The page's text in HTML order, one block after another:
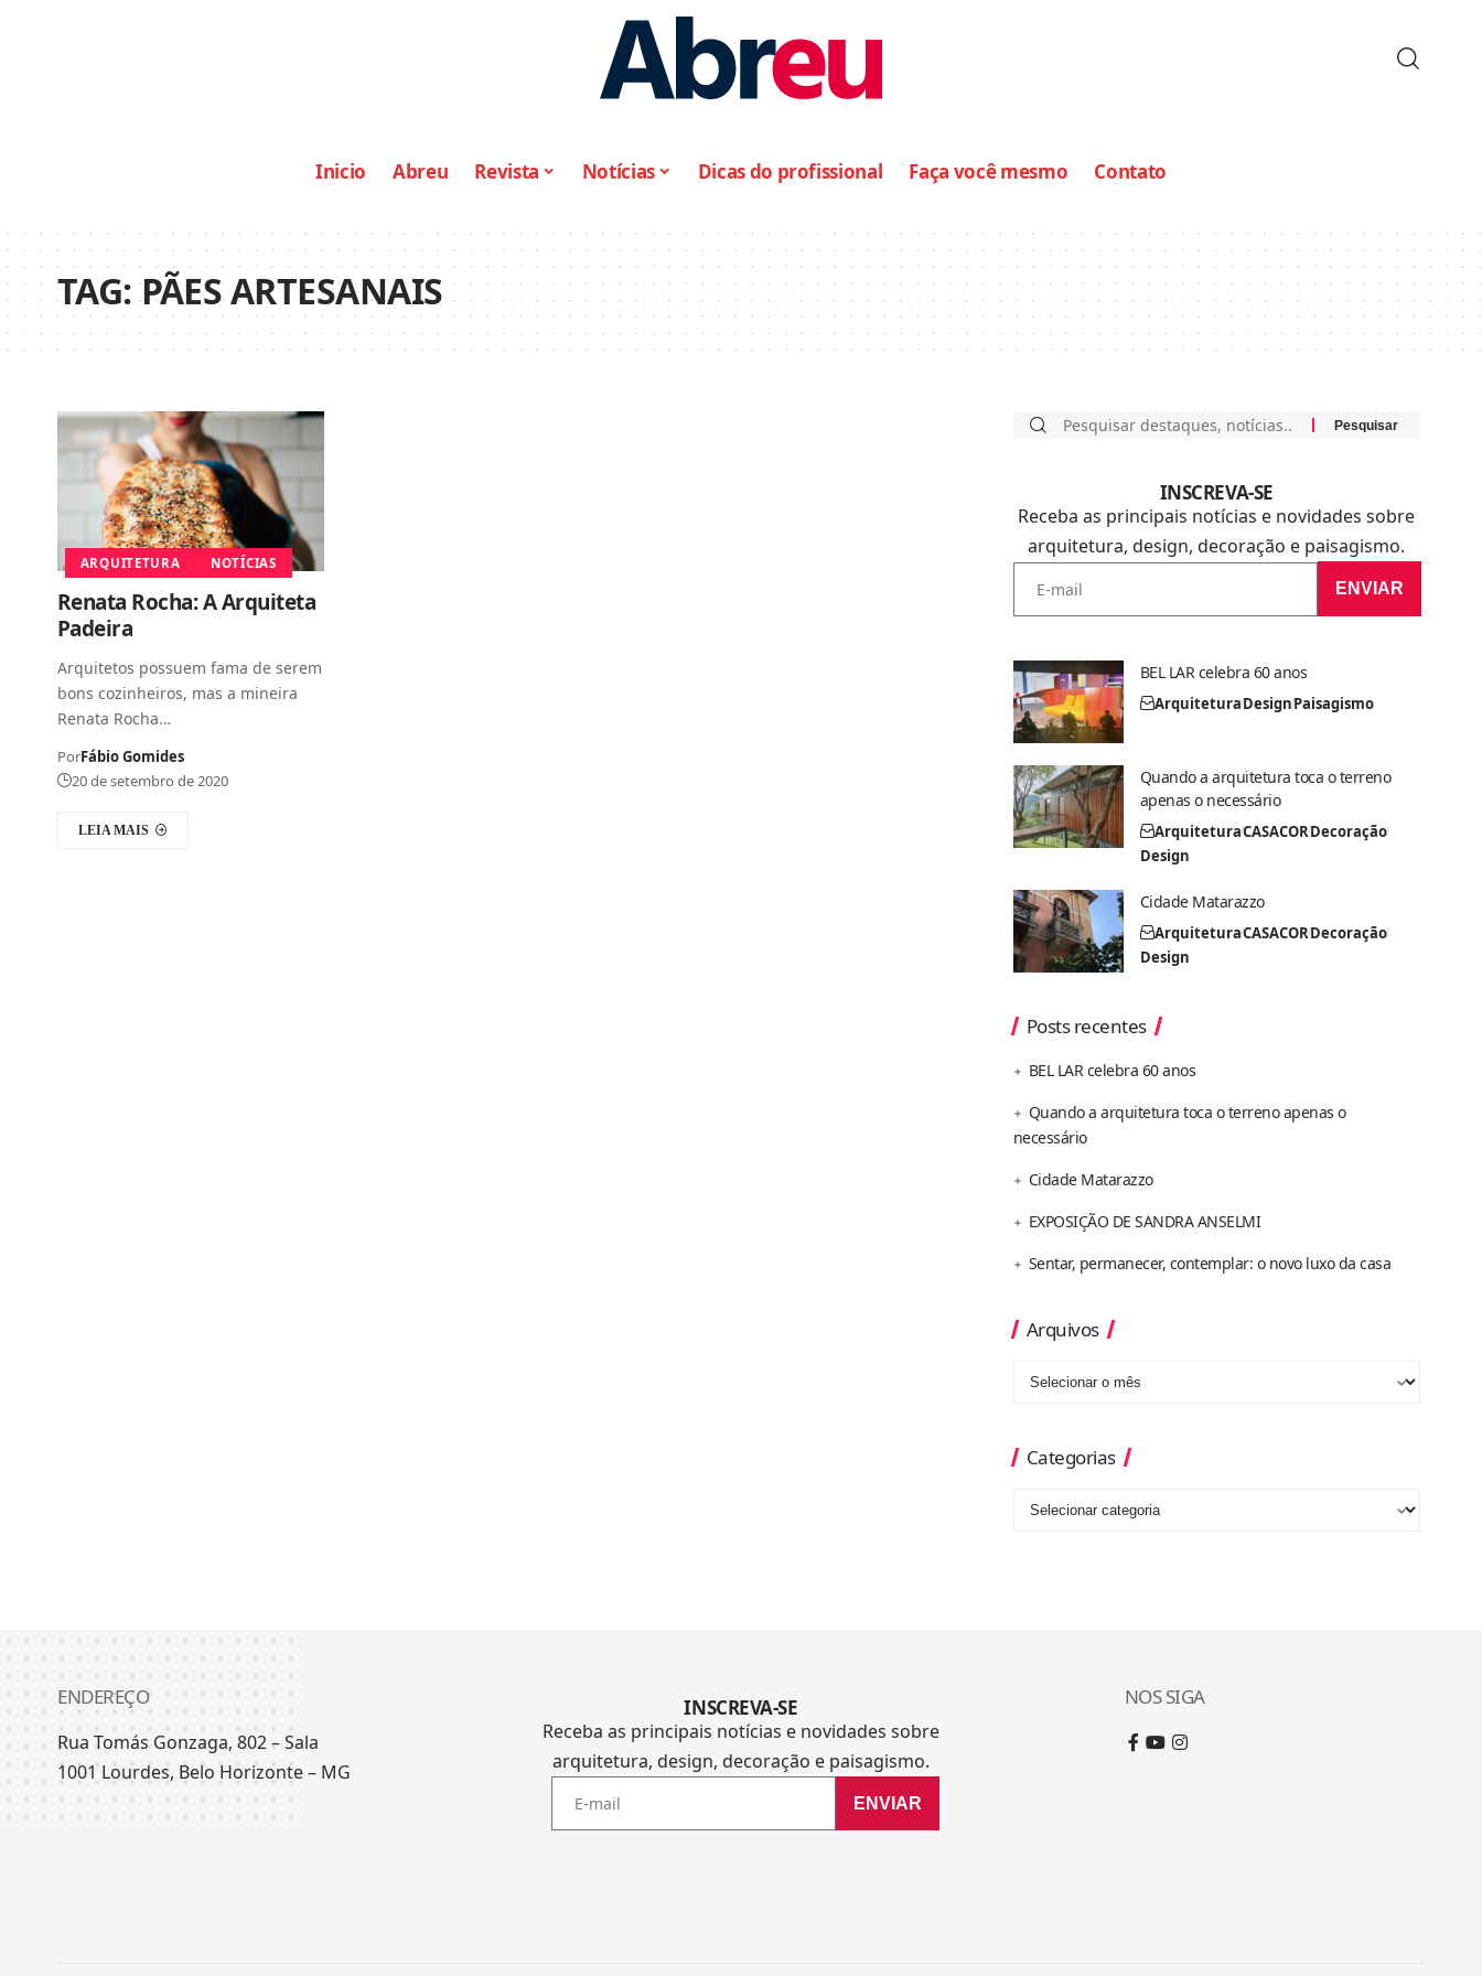
Inicio Abreu Revista Notícias Dicas do profissional Faça você mesmo Contato
TAG:PÃES ARTESANAIS
ARQUITETURA NOTÍCIAS
Renata Rocha: A Arquiteta
Padeira
Arquitetos possuem fama de serem
bons cozinheiros, mas a mineira
Renata Rocha…
PorFábio Gomides
20 de setembro de 2020
LEIA MAIS
INSCREVA-SE
Receba as principais notícias e novidades sobre
arquitetura, design, decoração e paisagismo.
ENVIAR
BEL LAR celebra 60 anos
ArquiteturaDesignPaisagismo
Quando a arquitetura toca o terreno
apenas o necessário
ArquiteturaCASACORDecoração
Design
Cidade Matarazzo
ArquiteturaCASACORDecoração
Design
Posts recentes
BEL LAR celebra 60 anos
Quando a arquitetura toca o terreno apenas o
necessário
Cidade Matarazzo
EXPOSIÇÃO DE SANDRA ANSELMI
Sentar, permanecer, contemplar: o novo luxo da casa
Arquivos
Categorias
ENDEREÇO
Rua Tomás Gonzaga, 802 – Sala
1001 Lourdes, Belo Horizonte – MG
INSCREVA-SE
Receba as principais notícias e novidades sobre
arquitetura, design, decoração e paisagismo.
ENVIAR
NOS SIGA